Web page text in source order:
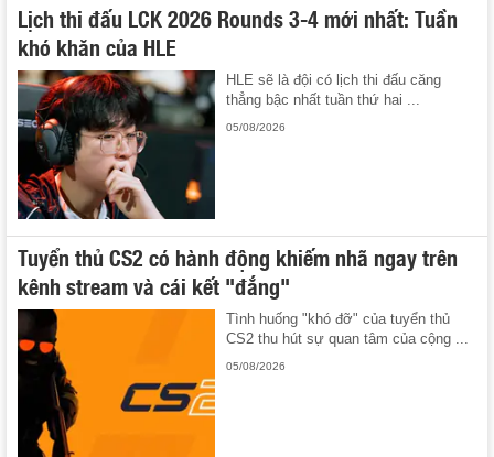
Lịch thi đấu LCK 2026 Rounds 3-4 mới nhất: Tuần
khó khăn của HLE
HLE sẽ là đội có lịch thi đấu căng
thẳng bậc nhất tuần thứ hai ...
05/08/2026
Tuyển thủ CS2 có hành động khiếm nhã ngay trên
kênh stream và cái kết "đắng"
Tình huống "khó đỡ" của tuyển thủ
CS2 thu hút sự quan tâm của cộng ...
05/08/2026